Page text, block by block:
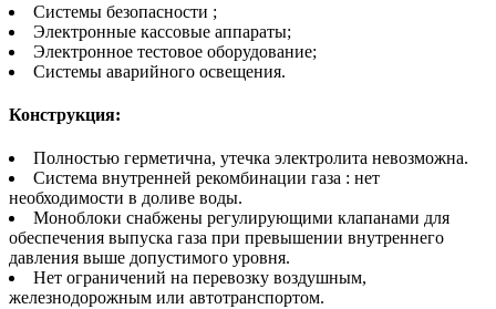
Системы безопасности ;
Электронные кассовые аппараты;
Электронное тестовое оборудование;
Системы аварийного освещения.
Конструкция:
Полностью герметична, утечка электролита невозможна.
Система внутренней рекомбинации газа : нет
необходимости в доливе воды.
Моноблоки снабжены регулирующими клапанами для
обеспечения выпуска газа при превышении внутреннего
давления выше допустимого уровня.
Нет ограничений на перевозку воздушным,
железнодорожным или автотранспортом.